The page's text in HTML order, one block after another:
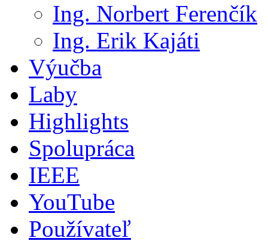
Ing. Norbert Ferenčík
Ing. Erik Kajáti
Výučba
Laby
Highlights
Spolupráca
IEEE
YouTube
Používateľ